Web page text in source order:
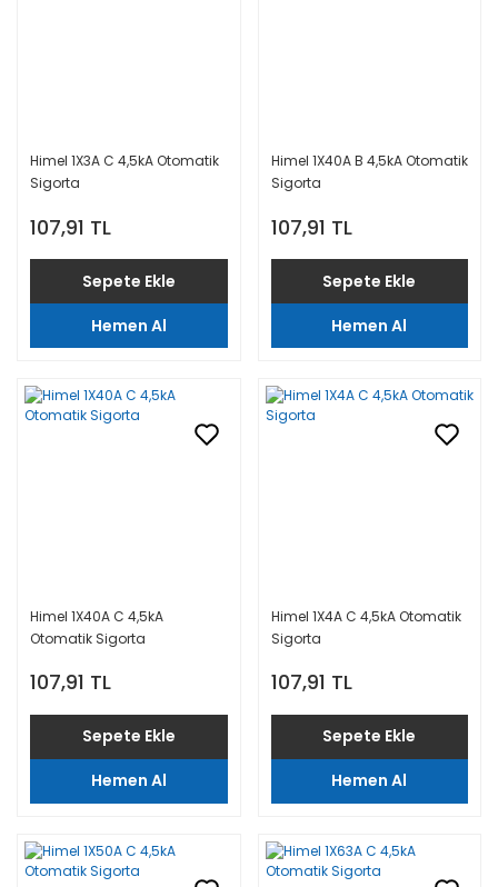
Himel 1X3A C 4,5kA Otomatik
Sigorta
107,91 TL
Sepete Ekle
Hemen Al
Himel 1X40A B 4,5kA Otomatik
Sigorta
107,91 TL
Sepete Ekle
Hemen Al
Himel 1X40A C 4,5kA
Otomatik Sigorta
107,91 TL
Sepete Ekle
Hemen Al
Himel 1X4A C 4,5kA Otomatik
Sigorta
107,91 TL
Sepete Ekle
Hemen Al